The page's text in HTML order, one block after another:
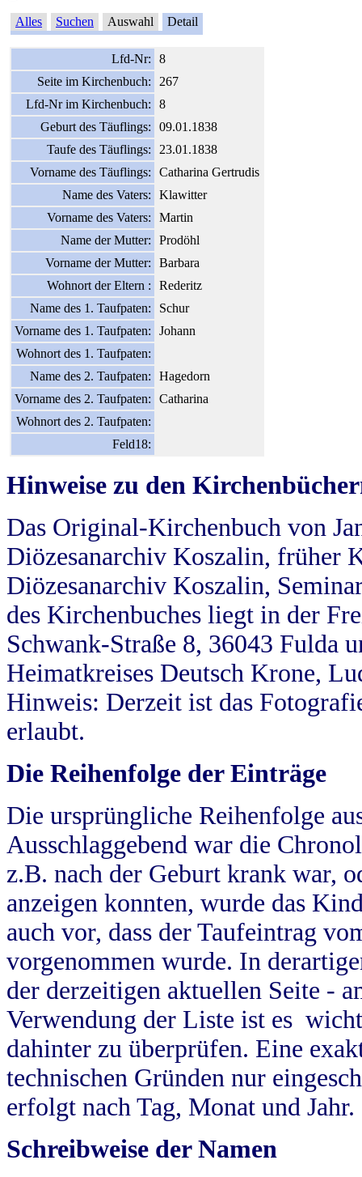
Alles Suchen Auswahl Detail
Lfd-Nr:
8
Seite im Kirchenbuch:
267
Lfd-Nr im Kirchenbuch:
8
Geburt des Täuflings:
09.01.1838
Taufe des Täuflings:
23.01.1838
Vorname des Täuflings:
Catharina Gertrudis
Name des Vaters:
Klawitter
Vorname des Vaters:
Martin
Name der Mutter:
Prodöhl
Vorname der Mutter:
Barbara
Wohnort der Eltern :
Rederitz
Name des 1. Taufpaten:
Schur
Vorname des 1. Taufpaten:
Johann
Wohnort des 1. Taufpaten:
Name des 2. Taufpaten:
Hagedorn
Vorname des 2. Taufpaten:
Catharina
Wohnort des 2. Taufpaten:
Feld18:
Hinweise zu den
Das Original-Kirchenbuch von
Diözesanarchiv Koszalin, früher
Diözesanarchiv Koszalin,
des Kirchenbuches liegt in der
Schwank-Straße 8, 36043 Fulda
Heimatkreises Deutsch Krone,
Hinweis: Derzeit ist das
erlaubt.
Die Reihenfolge der Einträge
Die ursprüngliche Reihenfolge
Ausschlaggebend war die
z.B. nach der Geburt krank war,
anzeigen konnten, wurde das
auch vor, dass der Taufeintrag
vorgenommen wurde. In
der derzeitigen aktuellen Seite -
Verwendung der Liste ist es
dahinter zu überprüfen. Eine
technischen Gründen nur
erfolgt nach Tag, Monat und Jahr.
Schreibweise der Namen